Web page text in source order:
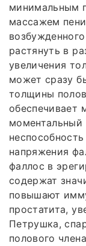
минимальным
массажем
растянуть в
увеличения
может сразу
толщины
обеспечивает
моментальный
напряжения
фаллос в
содержат
повышают
простатита,
Петрушка,
полового